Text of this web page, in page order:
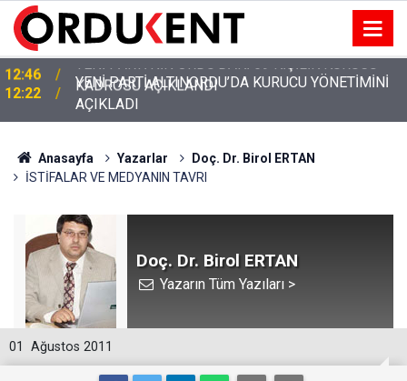
12:22
YENİ PARTİ ALTINORDU’DA KURUCU YÖNETİMİNİ
AÇIKLADI
Anasayfa Yazarlar
Doç. Dr. Birol ERTAN
İSTİFALAR VE MEDYANIN TAVRI
Doç. Dr. Birol ERTAN
Yazarın Tüm Yazıları >
01 Ağustos 2011